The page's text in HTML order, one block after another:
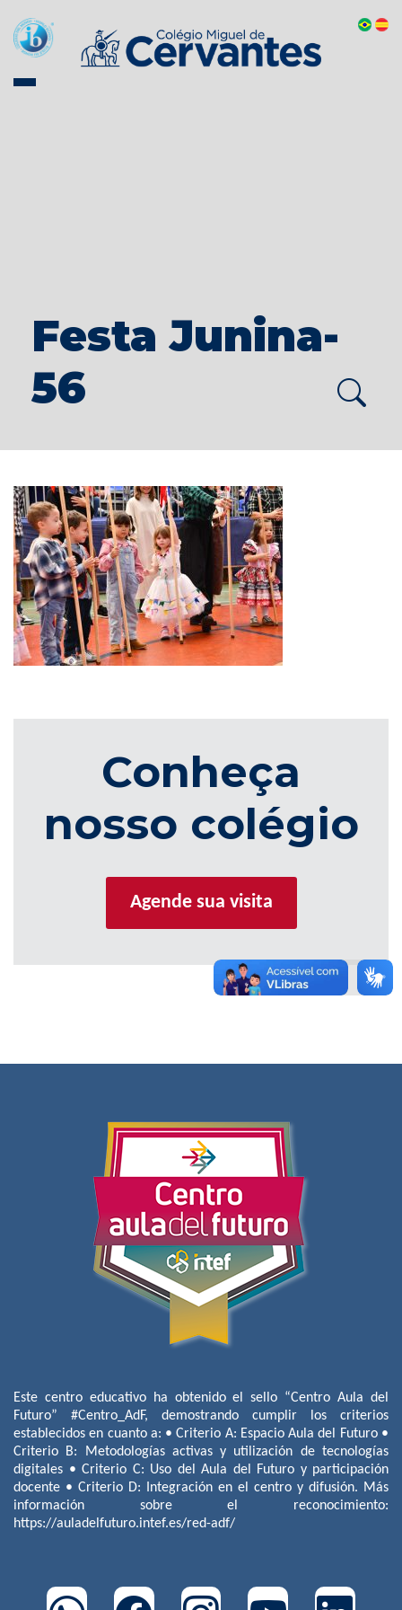
Festa Junina-
56
Conheça
nosso colégio
Agende sua visita
Este centro educativo ha obtenido el sello “Centro Aula del
Futuro” #Centro_AdF, demostrando cumplir los criterios
establecidos en cuanto a: • Criterio A: Espacio Aula del Futuro •
Criterio B: Metodologías activas y utilización de tecnologías
digitales • Criterio C: Uso del Aula del Futuro y participación
docente • Criterio D: Integración en el centro y difusión. Más
información sobre el reconocimiento:
https://auladelfuturo.intef.es/red-adf/